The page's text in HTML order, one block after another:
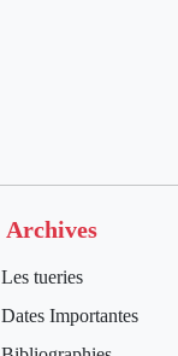
Archives
Les tueries
Dates Importantes